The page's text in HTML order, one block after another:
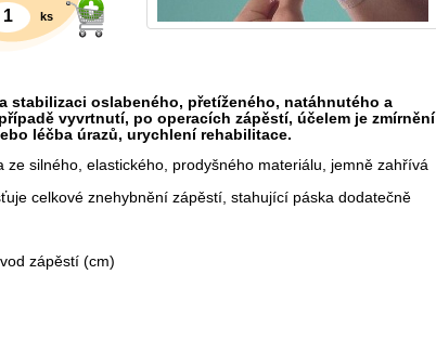
ks
stabilizaci oslabeného, přetíženého, natáhnutého a
vyvrtnutí, po operacích zápěstí, účelem je zmírnění
léčba úrazů, urychlení rehabilitace.
ze silného, elastického, prodyšného materiálu, jemně zahřívá
celkové znehybnění zápěstí, stahující páska dodatečně
zápěstí (cm)